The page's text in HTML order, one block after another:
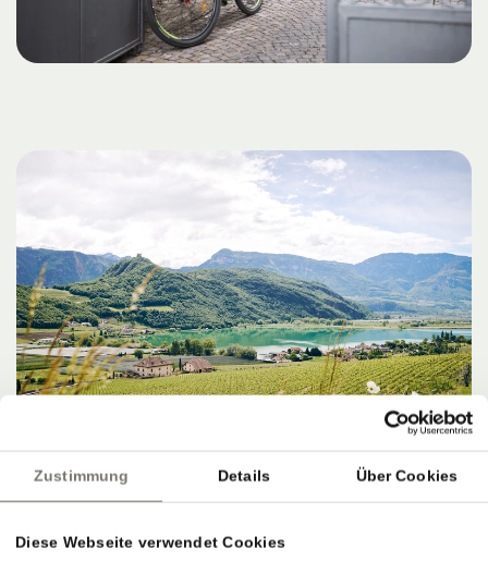
Zustimmung Details Über Cookies
Diese Webseite verwendet Cookies